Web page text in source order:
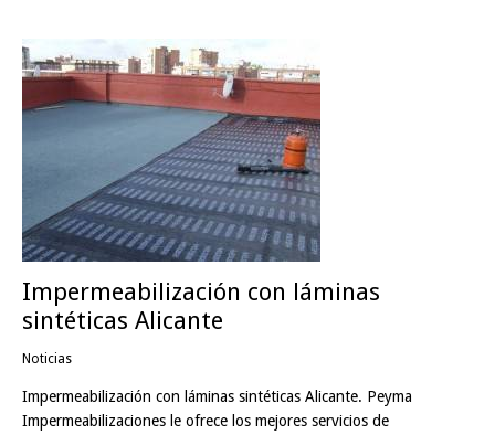
Impermeabilización con láminas
sintéticas Alicante
Noticias
Impermeabilización con láminas sintéticas Alicante. Peyma
Impermeabilizaciones le ofrece los mejores servicios de